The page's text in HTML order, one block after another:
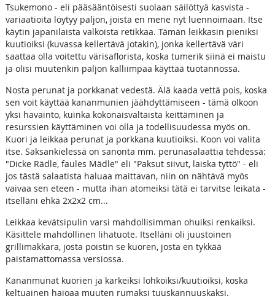
Tsukemono - eli pääsääntöisesti suolaan säilöttyä kasvista -
variaatioita löytyy paljon, joista en mene nyt luennoimaan. Itse
käytin japanilaista valkoista retikkaa. Tämän leikkasin pieniksi
kuutioiksi (kuvassa kellertävä jotakin), jonka kellertävä väri
saattaa olla voitettu värisaflorista, koska tumerik siinä ei maistu
ja olisi muutenkin paljon kalliimpaa käyttää tuotannossa.
Nosta perunat ja porkkanat vedestä. Älä kaada vettä pois, koska
sen voit käyttää kananmunien jäähdyttämiseen - tämä olkoon
yksi havainto, kuinka kokonaisvaltaista keittäminen ja
resurssien käyttäminen voi olla ja todellisuudessa myös on.
Kuori ja leikkaa perunat ja porkkana kuutioiksi. Koon voi valita
itse. Saksankielessä on sanonta mm. perunasalaattia tehdessä:
"Dicke Rädle, faules Mädle" eli "Paksut siivut, laiska tyttö" - eli
jos tästä salaatista haluaa maittavan, niin on nähtävä myös
vaivaa sen eteen - mutta ihan atomeiksi tätä ei tarvitse leikata -
itselläni ehkä 2x2x2 cm...
Leikkaa kevätsipulin varsi mahdollisimman ohuiksi renkaiksi.
Käsittele mahdollinen lihatuote. Itselläni oli juustoinen
grillimakkara, josta poistin se kuoren, josta en tykkää
paistamattomassa versiossa.
Kananmunat kuorien ja karkeiksi lohkoiksi/kuutioiksi, koska
keltuainen hajoaa muuten rumaksi tuuskannuuskaksi.